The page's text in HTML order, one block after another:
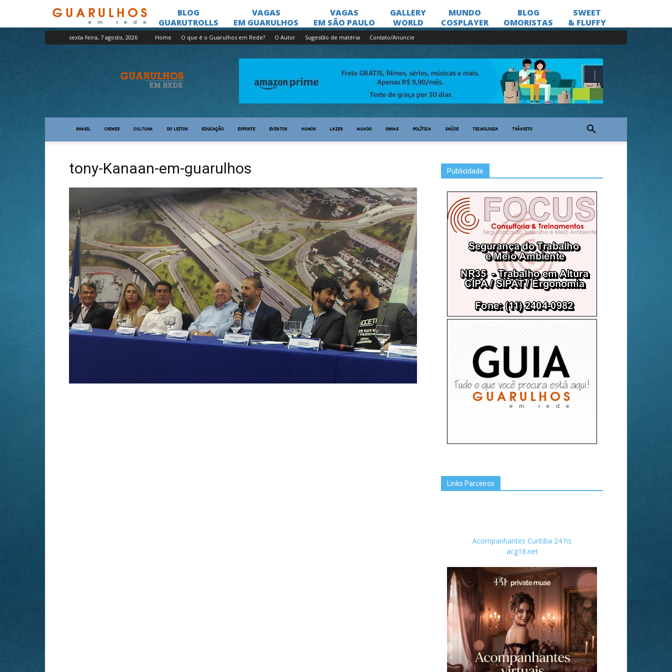
sexta-feira, 7 agosto, 2026 Home O que é o Guarulhos em Rede? O Autor Sugestão de matéria Contato/Anuncie
Guarulhos
em
Rede
BRASIL CRIMES CULTURA DO LEITOR EDUCAÇÃO ESPORTE EVENTOS HUMOR LAZER MUNDO OBRAS POLÍTICA SAÚDE TECNOLOGIA TRÂNSITO
tony-Kanaan-em-guarulhos Publicidade
Links Parceiros
Acompanhantes Curitiba 24 hs
acg18.net